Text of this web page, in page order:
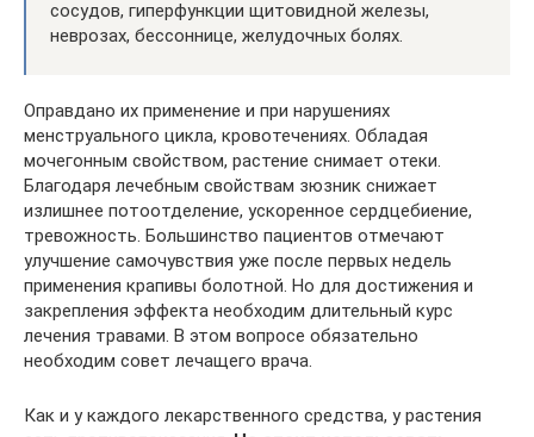
сосудов, гиперфункции щитовидной железы,
неврозах, бессоннице, желудочных болях.
Оправдано их применение и при нарушениях
менструального цикла, кровотечениях. Обладая
мочегонным свойством, растение снимает отеки.
Благодаря лечебным свойствам зюзник снижает
излишнее потоотделение, ускоренное сердцебиение,
тревожность. Большинство пациентов отмечают
улучшение самочувствия уже после первых недель
применения крапивы болотной. Но для достижения и
закрепления эффекта необходим длительный курс
лечения травами. В этом вопросе обязательно
необходим совет лечащего врача.
Как и у каждого лекарственного средства, у растения